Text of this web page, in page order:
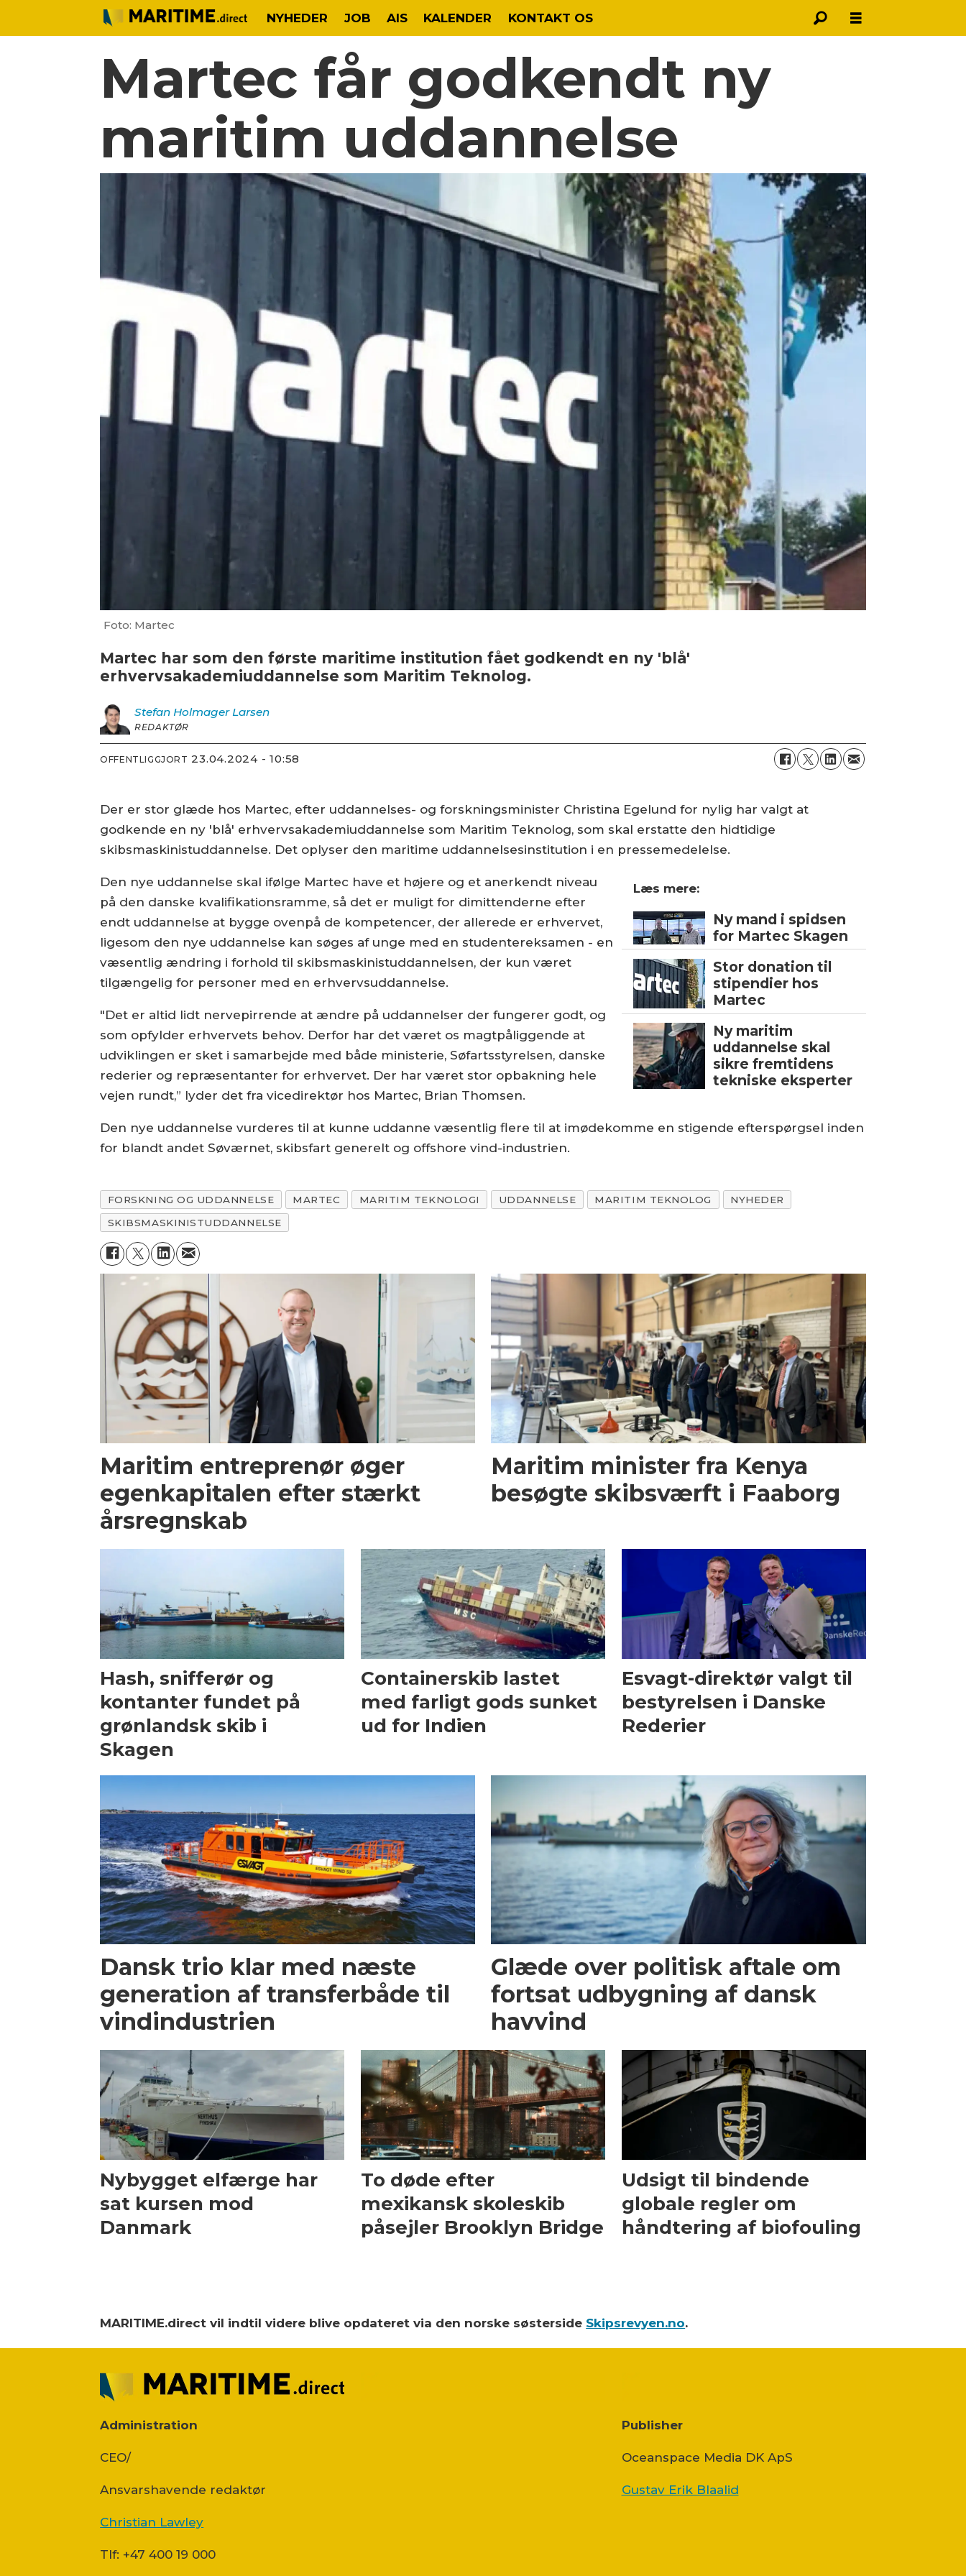
NYHEDER JOB AIS KALENDER KONTAKT OS
Martec får godkendt ny
maritim uddannelse
Foto: Martec
Martec har som den første maritime institution fået godkendt en ny 'blå'
erhvervsakademiuddannelse som Maritim Teknolog.
Stefan Holmager Larsen
REDAKTØR
OFFENTLIGGJORT 23.04.2024 - 10:58
Der er stor glæde hos Martec, efter uddannelses- og forskningsminister Christina Egelund for nylig har valgt at
godkende en ny 'blå' erhvervsakademiuddannelse som Maritim Teknolog, som skal erstatte den hidtidige
skibsmaskinistuddannelse. Det oplyser den maritime uddannelsesinstitution i en pressemedelelse.
Læs mere:
Ny mand i spidsen
for Martec Skagen
Stor donation til
stipendier hos
Martec
Ny maritim
uddannelse skal
sikre fremtidens
tekniske eksperter
Den nye uddannelse skal ifølge Martec have et højere og et anerkendt niveau
på den danske kvalifikationsramme, så det er muligt for dimittenderne efter
endt uddannelse at bygge ovenpå de kompetencer, der allerede er erhvervet,
ligesom den nye uddannelse kan søges af unge med en studentereksamen - en
væsentlig ændring i forhold til skibsmaskinistuddannelsen, der kun været
tilgængelig for personer med en erhvervsuddannelse.
"Det er altid lidt nervepirrende at ændre på uddannelser der fungerer godt, og
som opfylder erhvervets behov. Derfor har det været os magtpåliggende at
udviklingen er sket i samarbejde med både ministerie, Søfartsstyrelsen, danske
rederier og repræsentanter for erhvervet. Der har været stor opbakning hele
vejen rundt,” lyder det fra vicedirektør hos Martec, Brian Thomsen.
Den nye uddannelse vurderes til at kunne uddanne væsentlig flere til at imødekomme en stigende efterspørgsel inden
for blandt andet Søværnet, skibsfart generelt og offshore vind-industrien.
FORSKNING OG UDDANNELSE MARTEC MARITIM TEKNOLOGI UDDANNELSE MARITIM TEKNOLOG
NYHEDER
SKIBSMASKINISTUDDANNELSE
Maritim entreprenør øger
egenkapitalen efter stærkt
årsregnskab
Maritim minister fra Kenya
besøgte skibsværft i Faaborg
Hash, snifferør og
kontanter fundet på
grønlandsk skib i
Skagen
Containerskib lastet
med farligt gods sunket
ud for Indien
Esvagt-direktør valgt til
bestyrelsen i Danske
Rederier
Dansk trio klar med næste
generation af transferbåde til
vindindustrien
Glæde over politisk aftale om
fortsat udbygning af dansk
havvind
Nybygget elfærge har
sat kursen mod
Danmark
To døde efter
mexikansk skoleskib
påsejler Brooklyn Bridge
Udsigt til bindende
globale regler om
håndtering af biofouling
MARITIME.direct vil indtil videre blive opdateret via den norske søsterside Skipsrevyen.no.
Administration
CEO/
Ansvars­havende redaktør
Christian Lawley
Tlf: +47 400 19 000
Publisher
Oceanspace Media DK ApS
Gustav Erik Blaalid